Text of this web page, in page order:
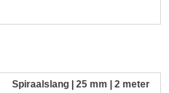
Spiraalslang | 25 mm | 2 meter